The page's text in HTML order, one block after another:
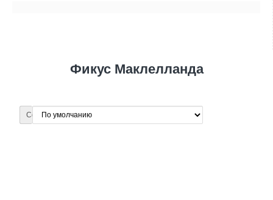
Фикус Маклелланда
Сортировка: